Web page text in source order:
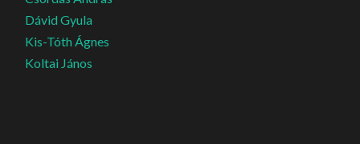
Dávid Gyula
Kis-Tóth Ágnes
Koltai János